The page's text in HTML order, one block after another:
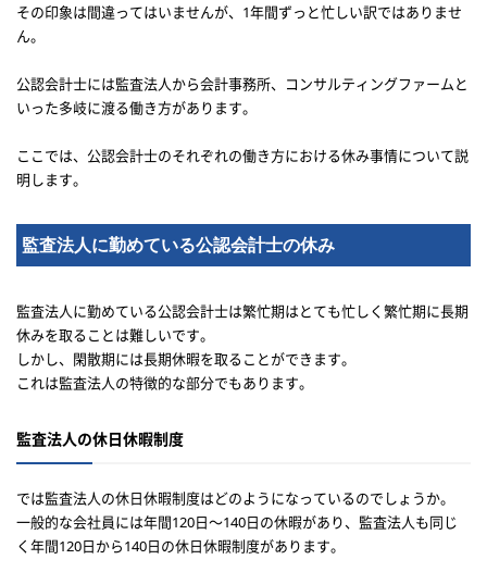
その印象は間違ってはいませんが、1年間ずっと忙しい訳ではありませ
ん。
公認会計士には監査法人から会計事務所、コンサルティングファームと
いった多岐に渡る働き方があります。
ここでは、公認会計士のそれぞれの働き方における休み事情について説
明します。
監査法人に勤めている公認会計士の休み
監査法人に勤めている公認会計士は繁忙期はとても忙しく繁忙期に長期
休みを取ることは難しいです。
しかし、閑散期には長期休暇を取ることができます。
これは監査法人の特徴的な部分でもあります。
監査法人の休日休暇制度
では監査法人の休日休暇制度はどのようになっているのでしょうか。
一般的な会社員には年間120日〜140日の休暇があり、監査法人も同じ
く年間120日から140日の休日休暇制度があります。